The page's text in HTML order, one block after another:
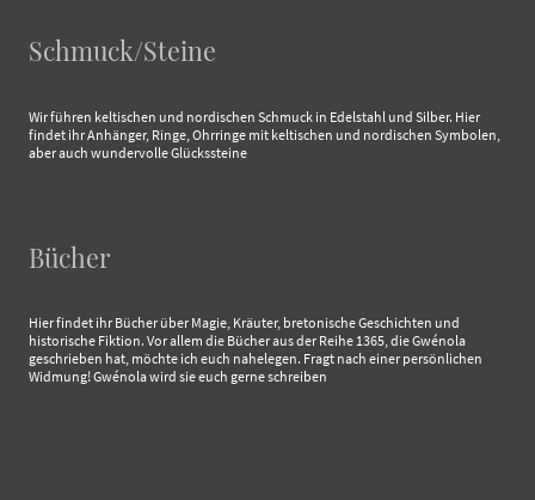
Schmuck/Steine
Wir führen keltischen und nordischen Schmuck in Edelstahl und Silber. Hier
findet ihr Anhänger, Ringe, Ohrringe mit keltischen und nordischen Symbolen,
aber auch wundervolle Glückssteine
Bücher
Hier findet ihr Bücher über Magie, Kräuter, bretonische Geschichten und
historische Fiktion. Vor allem die Bücher aus der Reihe 1365, die Gwénola
geschrieben hat, möchte ich euch nahelegen. Fragt nach einer persönlichen
Widmung! Gwénola wird sie euch gerne schreiben